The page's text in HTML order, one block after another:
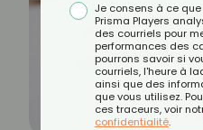
Je consens à ce
Prisma Players
des courriels pour
performances des
pourrons savoir si
courriels, l'heure à
ainsi que des
que vous utilisez.
ces traceurs, voir
confidentialité.